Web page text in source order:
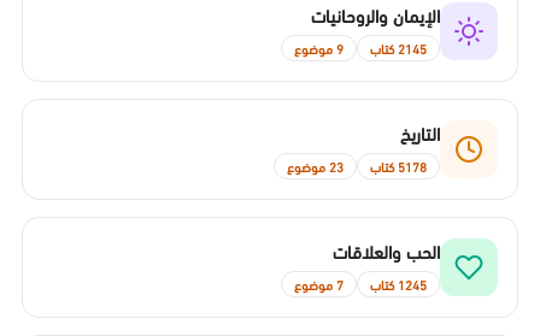
الإيمان والروحانيات
2145 كتاب 9 موضوع
التاريخ
5178 كتاب 23 موضوع
الحب والعلاقات
1245 كتاب 7 موضوع